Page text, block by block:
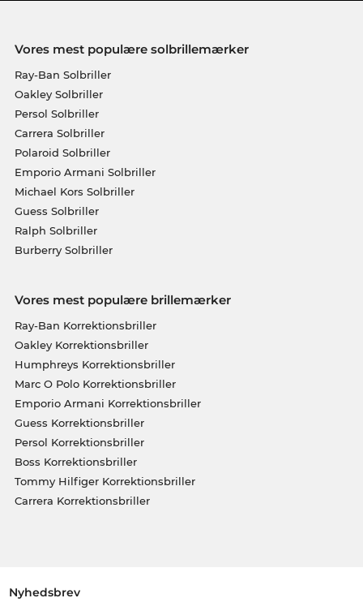
Vores mest populære solbrillemærker
Ray-Ban Solbriller
Oakley Solbriller
Persol Solbriller
Carrera Solbriller
Polaroid Solbriller
Emporio Armani Solbriller
Michael Kors Solbriller
Guess Solbriller
Ralph Solbriller
Burberry Solbriller
Vores mest populære brillemærker
Ray-Ban Korrektionsbriller
Oakley Korrektionsbriller
Humphreys Korrektionsbriller
Marc O Polo Korrektionsbriller
Emporio Armani Korrektionsbriller
Guess Korrektionsbriller
Persol Korrektionsbriller
Boss Korrektionsbriller
Tommy Hilfiger Korrektionsbriller
Carrera Korrektionsbriller
Nyhedsbrev